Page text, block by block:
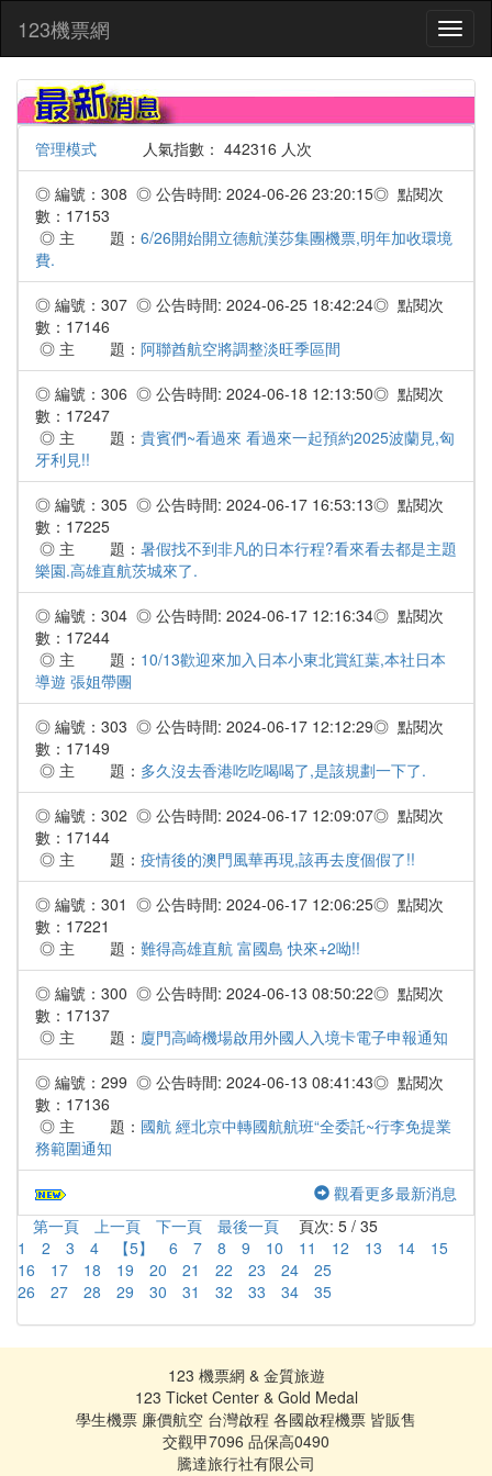
123機票網
管理模式 人氣指數： 442316 人次
◎ 編號：308 ◎ 公告時間: 2024-06-26 23:20:15◎ 點閱次
數：17153
◎ 主 題： 6/26開始開立德航漢莎集團機票,明年加收環境
費.
◎ 編號：307 ◎ 公告時間: 2024-06-25 18:42:24◎ 點閱次
數：17146
◎ 主 題： 阿聯酋航空將調整淡旺季區間
◎ 編號：306 ◎ 公告時間: 2024-06-18 12:13:50◎ 點閱次
數：17247
◎ 主 題： 貴賓們~看過來 看過來一起預約2025波蘭見,匈
牙利見!!
◎ 編號：305 ◎ 公告時間: 2024-06-17 16:53:13◎ 點閱次
數：17225
◎ 主 題： 暑假找不到非凡的日本行程?看來看去都是主題
樂園.高雄直航茨城來了.
◎ 編號：304 ◎ 公告時間: 2024-06-17 12:16:34◎ 點閱次
數：17244
◎ 主 題： 10/13歡迎來加入日本小東北賞紅葉,本社日本
導遊 張姐帶團
◎ 編號：303 ◎ 公告時間: 2024-06-17 12:12:29◎ 點閱次
數：17149
◎ 主 題： 多久沒去香港吃吃喝喝了,是該規劃一下了.
◎ 編號：302 ◎ 公告時間: 2024-06-17 12:09:07◎ 點閱次
數：17144
◎ 主 題： 疫情後的澳門風華再現,該再去度個假了!!
◎ 編號：301 ◎ 公告時間: 2024-06-17 12:06:25◎ 點閱次
數：17221
◎ 主 題： 難得高雄直航 富國島 快來+2呦!!
◎ 編號：300 ◎ 公告時間: 2024-06-13 08:50:22◎ 點閱次
數：17137
◎ 主 題： 廈門高崎機場啟用外國人入境卡電子申報通知
◎ 編號：299 ◎ 公告時間: 2024-06-13 08:41:43◎ 點閱次
數：17136
◎ 主 題： 國航 經北京中轉國航航班“全委託~行李免提業
務範圍通知
觀看更多最新消息
第一頁
上一頁 下一頁 最後一頁 頁次: 5 / 35
1
2 3 4 【5】 6 7 8 9 10 11 12 13 14
15
16
17 18 19 20 21 22 23 24
25
26
27 28 29 30 31 32 33 34 35
123 機票網 & 金質旅遊
123 Ticket Center & Gold Medal
學生機票 廉價航空 台灣啟程 各國啟程機票 皆販售
交觀甲7096 品保高0490
騰達旅行社有限公司